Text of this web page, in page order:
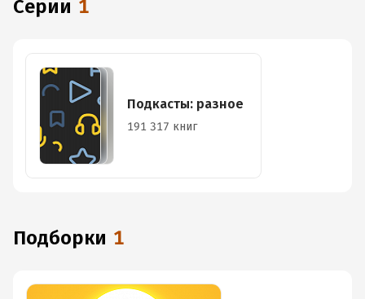
Серии 1
Подкасты: разное
191 317 книг
Подборки 1